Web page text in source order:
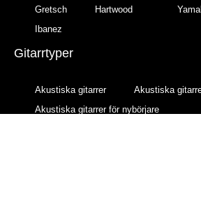
Gretsch
Hartwood
Ibanez
Gitarrtyper
Akustiska gitarrer
Akustiska
Akustiska gitarrer för nybörjare